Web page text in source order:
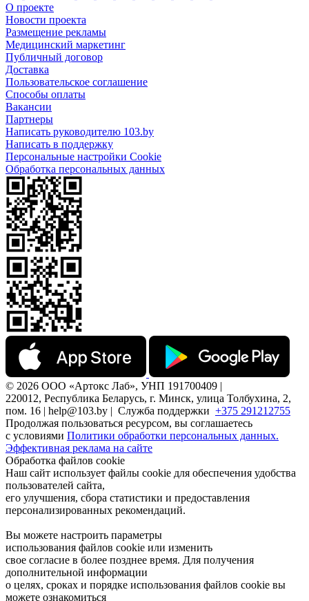
О проекте
Новости проекта
Размещение рекламы
Медицинский маркетинг
Публичный договор
Доставка
Пользовательское соглашение
Способы оплаты
Вакансии
Партнеры
Написать руководителю 103.by
Написать в поддержку
Персональные настройки Cookie
Обработка персональных данных
© 2026 ООО «Артокс Лаб», УНП 191700409 |
220012, Республика Беларусь, г. Минск, улица Толбухина, 2,
пом. 16 | help@103.by | Служба поддержки +375 291212755
Продолжая пользоваться ресурсом, вы соглашаетесь
с условиями Политики обработки персональных данных.
Эффективная реклама на сайте
Обработка файлов cookie
Наш сайт использует файлы cookie для обеспечения удобства
пользователей сайта,
его улучшения, сбора статистики и предоставления
персонализированных рекомендаций.
Вы можете настроить параметры
использования файлов cookie или изменить
свое согласие в более позднее время. Для получения
дополнительной информации
о целях, сроках и порядке использования файлов cookie вы
можете ознакомиться